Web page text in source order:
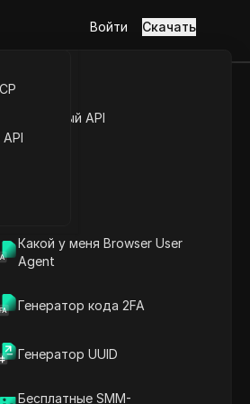
Открытый API
Какой у меня Browser User
Agent
Генератор кода 2FA
Генератор UUID
Бесплатные SMM-
Войти Скачать